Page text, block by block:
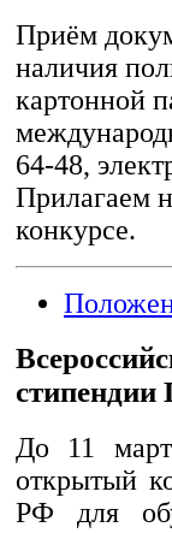
Приём
наличия
картонной
64-48,
Прилагаем
конкурсе.
стипендии
До 11
открытый
РФ для